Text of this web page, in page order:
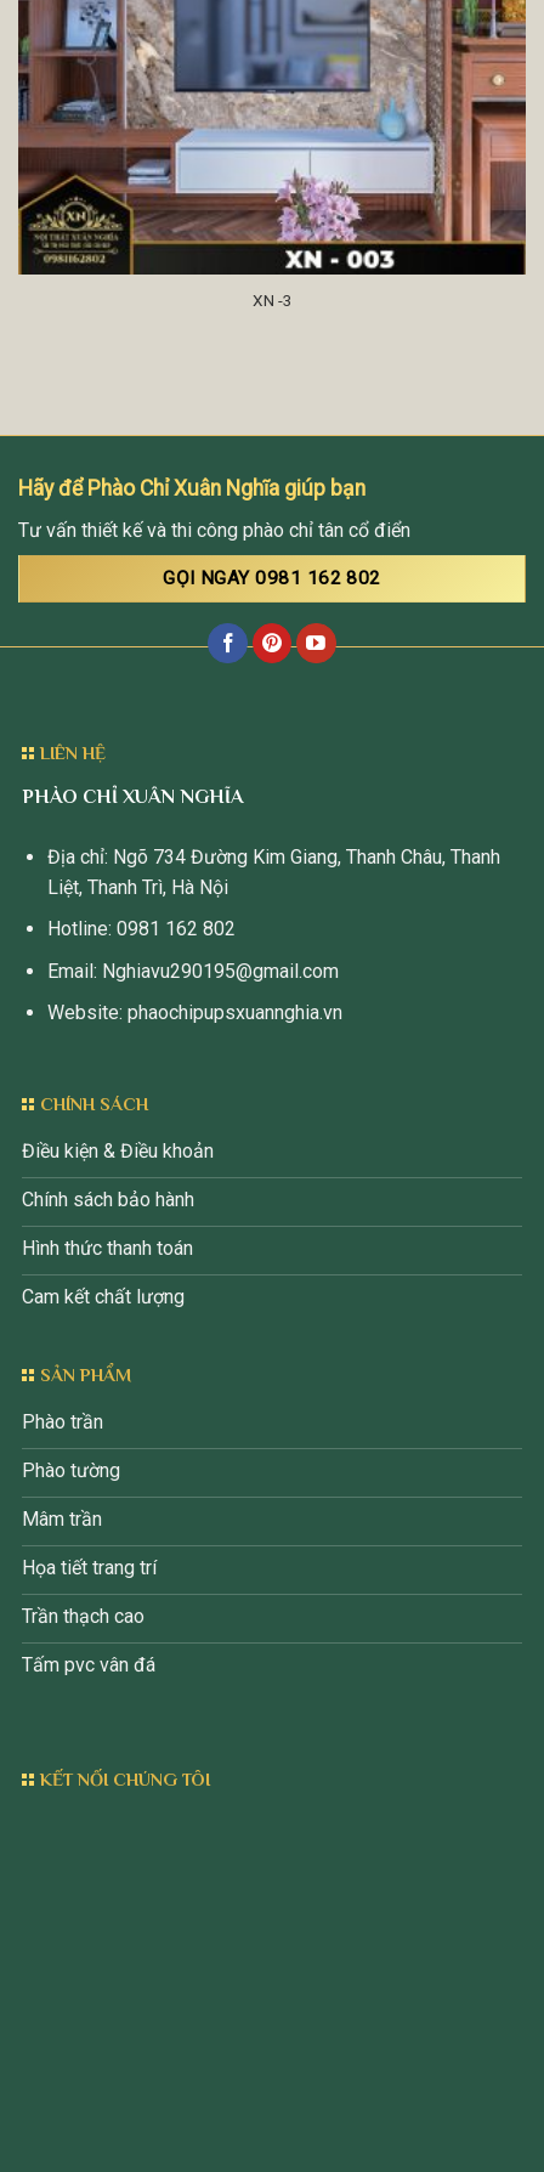
XN -3
Hãy để Phào Chỉ Xuân Nghĩa giúp bạn
Tư vấn thiết kế và thi công phào chỉ tân cổ điển
GỌI NGAY 0981 162 802
LIÊN HỆ
PHÀO CHỈ XUÂN NGHĨA
Địa chỉ: Ngõ 734 Đường Kim Giang, Thanh Châu, Thanh
Liệt, Thanh Trì, Hà Nội
Hotline: 0981 162 802
Email: Nghiavu290195@gmail.com
Website: phaochipupsxuannghia.vn
CHÍNH SÁCH
Điều kiện & Điều khoản
Chính sách bảo hành
Hình thức thanh toán
Cam kết chất lượng
SẢN PHẨM
Phào trần
Phào tường
Mâm trần
Họa tiết trang trí
Trần thạch cao
Tấm pvc vân đá
KẾT NỐI CHÚNG TÔI